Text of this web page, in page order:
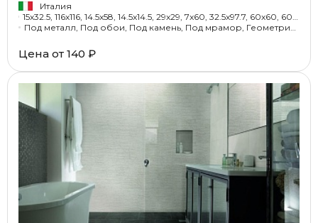
Италия
15x32.5, 116x116, 14.5x58, 14.5x14.5, 29x29, 7x60, 32.5x97.7, 60x60, 60x120, 15x60, 58x58, 29x58, 58x116, 3x60, 12x32.5, 0.6x60, 30x30, 32.5x32.5, 7x58, 32.5x60.4, 5x32.5, 15x15, 3x3
Под металл, Под обои, Под камень, Под мрамор, Геометрия, Орнамент
Цена от 140 ₽